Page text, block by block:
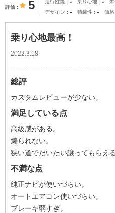
評価 5 走行性能 乗り心地
デザイン - 積載性 - 価格
乗り心地最高！
2022.3.18
総評
カスタムレビューが少ない。
満足している点
高級感がある。
煽られない。
狭い道でだいたい譲ってもらえる
不満な点
純正ナビが使いづらい。
オートエアコン使いづらい。
ブレーキ弱すぎ。